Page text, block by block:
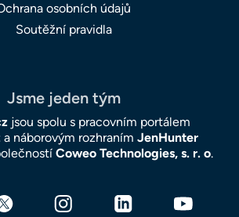
osobních údajů
Soutěžní pravidla
Jsme jeden tým
jsou spolu s pracovním portálem
a náborovým rozhraním JenHunter
Coweo Technologies, s. r. o.